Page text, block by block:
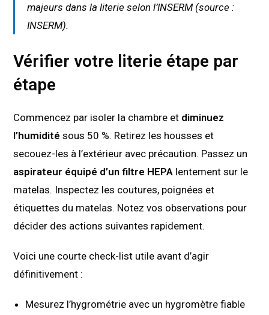
majeurs dans la literie selon l’INSERM (source :
INSERM).
Vérifier votre literie étape par
étape
Commencez par isoler la chambre et diminuez
l’humidité sous 50 %. Retirez les housses et
secouez-les à l’extérieur avec précaution. Passez un
aspirateur équipé d’un filtre HEPA lentement sur le
matelas. Inspectez les coutures, poignées et
étiquettes du matelas. Notez vos observations pour
décider des actions suivantes rapidement.
Voici une courte check-list utile avant d’agir
définitivement :
Mesurez l’hygrométrie avec un hygromètre fiable